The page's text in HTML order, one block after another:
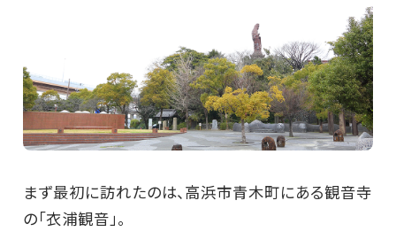
まず最初に訪れたのは、高浜市青木町にある観音寺
の「衣浦観音」。